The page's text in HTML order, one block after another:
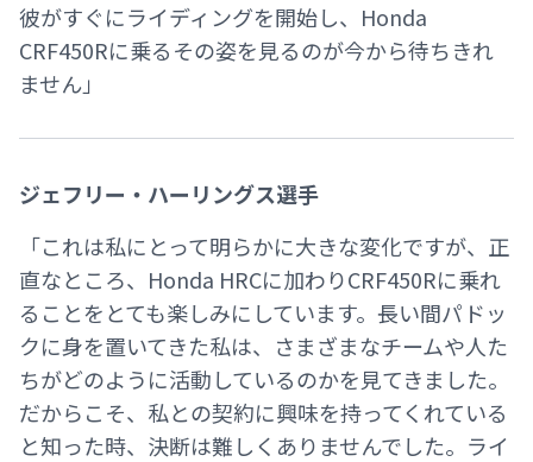
彼がすぐにライディングを開始し、Honda
CRF450Rに乗るその姿を見るのが今から待ちきれ
ません」
ジェフリー・ハーリングス選手
「これは私にとって明らかに大きな変化ですが、正
直なところ、Honda HRCに加わりCRF450Rに乗れ
ることをとても楽しみにしています。長い間パドッ
クに身を置いてきた私は、さまざまなチームや人た
ちがどのように活動しているのかを見てきました。
だからこそ、私との契約に興味を持ってくれている
と知った時、決断は難しくありませんでした。ライ